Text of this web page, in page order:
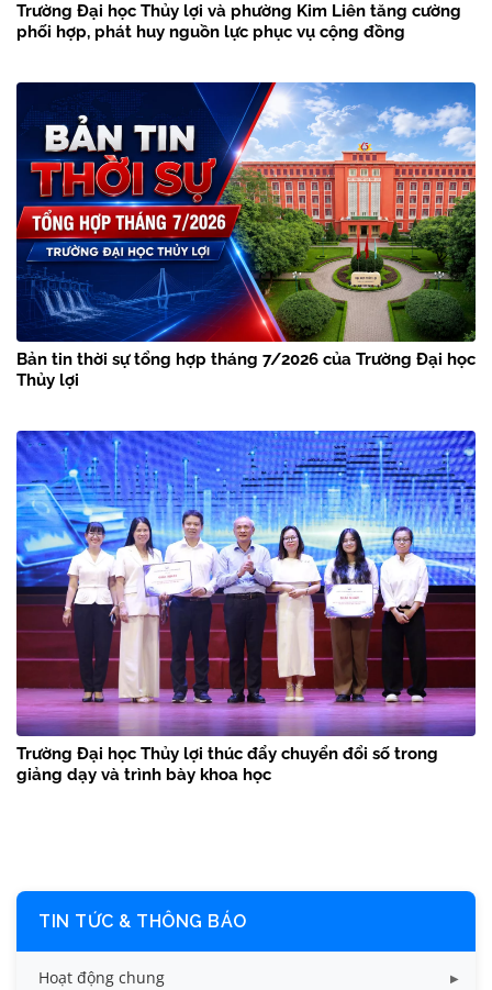
Trường Đại học Thủy lợi và phường Kim Liên tăng cường
phối hợp, phát huy nguồn lực phục vụ cộng đồng
Bản tin thời sự tổng hợp tháng 7/2026 của Trường Đại học
Thủy lợi
Trường Đại học Thủy lợi thúc đẩy chuyển đổi số trong
giảng dạy và trình bày khoa học
TIN TỨC & THÔNG BÁO
Hoạt động chung